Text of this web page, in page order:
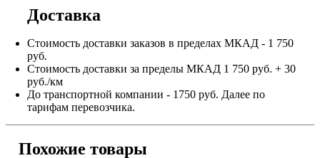
Доставка
Стоимость доставки заказов в пределах МКАД - 1 750
руб.
Стоимость доставки за пределы МКАД 1 750 руб. + 30
руб./км
До транспортной компании - 1750 руб. Далее по
тарифам перевозчика.
Похожие товары